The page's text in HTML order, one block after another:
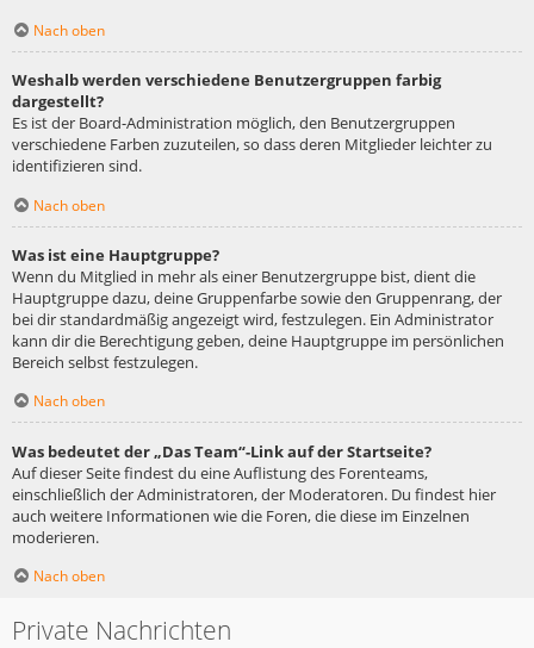
Nach oben
Weshalb werden verschiedene Benutzergruppen farbig
dargestellt?
Es ist der Board-Administration möglich, den Benutzergruppen
verschiedene Farben zuzuteilen, so dass deren Mitglieder leichter zu
identifizieren sind.
Nach oben
Was ist eine Hauptgruppe?
Wenn du Mitglied in mehr als einer Benutzergruppe bist, dient die
Hauptgruppe dazu, deine Gruppenfarbe sowie den Gruppenrang, der
bei dir standardmäßig angezeigt wird, festzulegen. Ein Administrator
kann dir die Berechtigung geben, deine Hauptgruppe im persönlichen
Bereich selbst festzulegen.
Nach oben
Was bedeutet der „Das Team“-Link auf der Startseite?
Auf dieser Seite findest du eine Auflistung des Forenteams,
einschließlich der Administratoren, der Moderatoren. Du findest hier
auch weitere Informationen wie die Foren, die diese im Einzelnen
moderieren.
Nach oben
Private Nachrichten